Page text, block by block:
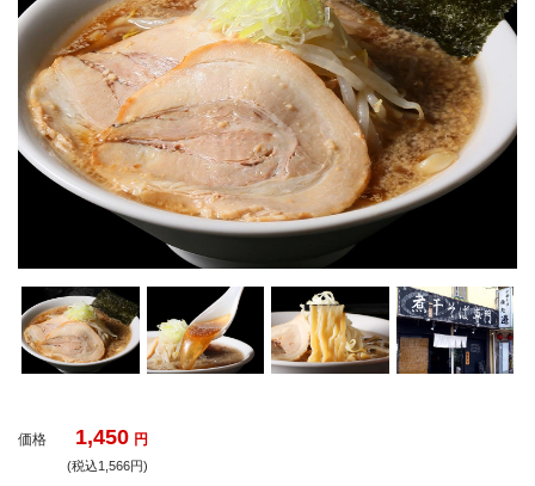
価格 1,450 円
(税込1,566円)